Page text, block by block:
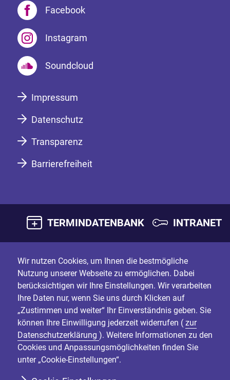
Facebook
Instagram
Soundcloud
Impressum
Datenschutz
Transparenz
Barrierefreiheit
TERMINDATENBANK INTRANET
Wir nutzen Cookies, um Ihnen die bestmögliche
Nutzung unserer Webseite zu ermöglichen. Dabei
berücksichtigen wir Ihre Einstellungen. Wir verarbeiten
Ihre Daten nur, wenn Sie uns durch Klicken auf
„Zustimmen und weiter“ Ihr Einverständnis geben. Sie
können Ihre Einwilligung jederzeit widerrufen ( zur
Datenschutzerklärung ). Weitere Informationen zu den
Cookies und Anpassungsmöglichkeiten finden Sie
unter „Cookie-Einstellungen“.